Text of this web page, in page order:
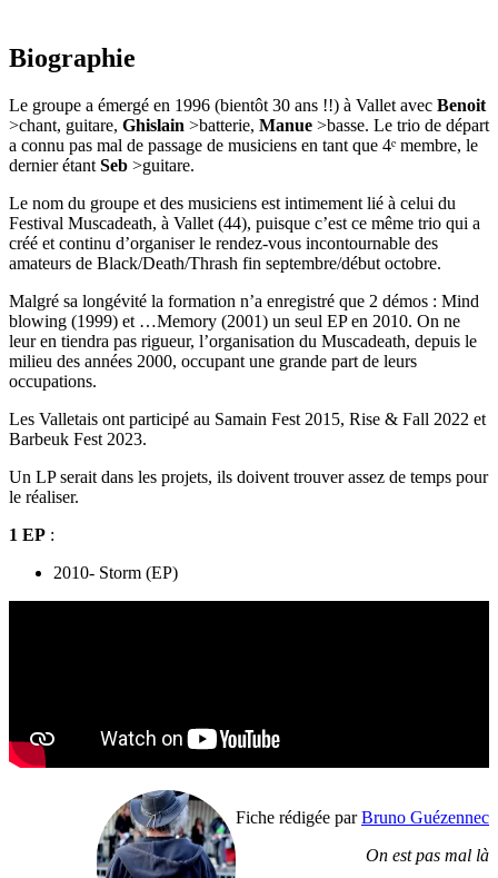
Biographie
Le groupe a émergé en 1996 (bientôt 30 ans !!) à Vallet avec Benoit
>chant, guitare, Ghislain >batterie, Manue >basse. Le trio de départ
a connu pas mal de passage de musiciens en tant que 4ᵉ membre, le
dernier étant Seb >guitare.
Le nom du groupe et des musiciens est intimement lié à celui du
Festival Muscadeath, à Vallet (44), puisque c’est ce même trio qui a
créé et continu d’organiser le rendez-vous incontournable des
amateurs de Black/Death/Thrash fin septembre/début octobre.
Malgré sa longévité la formation n’a enregistré que 2 démos : Mind
blowing (1999) et …Memory (2001) un seul EP en 2010. On ne
leur en tiendra pas rigueur, l’organisation du Muscadeath, depuis le
milieu des années 2000, occupant une grande part de leurs
occupations.
Les Valletais ont participé au Samain Fest 2015, Rise & Fall 2022 et
Barbeuk Fest 2023.
Un LP serait dans les projets, ils doivent trouver assez de temps pour
le réaliser.
1 EP :
2010- Storm (EP)
Fiche rédigée parBruno Guézennec
On est pas mal là